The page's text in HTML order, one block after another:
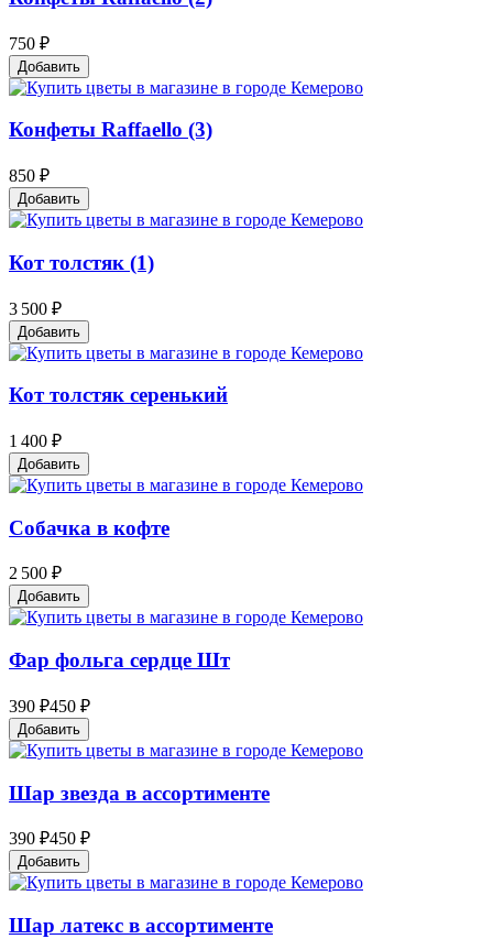
750 ₽
Добавить
Конфеты Raffaello (3)
850 ₽
Добавить
Кот толстяк (1)
3 500 ₽
Добавить
Кот толстяк серенький
1 400 ₽
Добавить
Собачка в кофте
2 500 ₽
Добавить
Фар фольга сердце Шт
390 ₽450 ₽
Добавить
Шар звезда в ассортименте
390 ₽450 ₽
Добавить
Шар латекс в ассортименте